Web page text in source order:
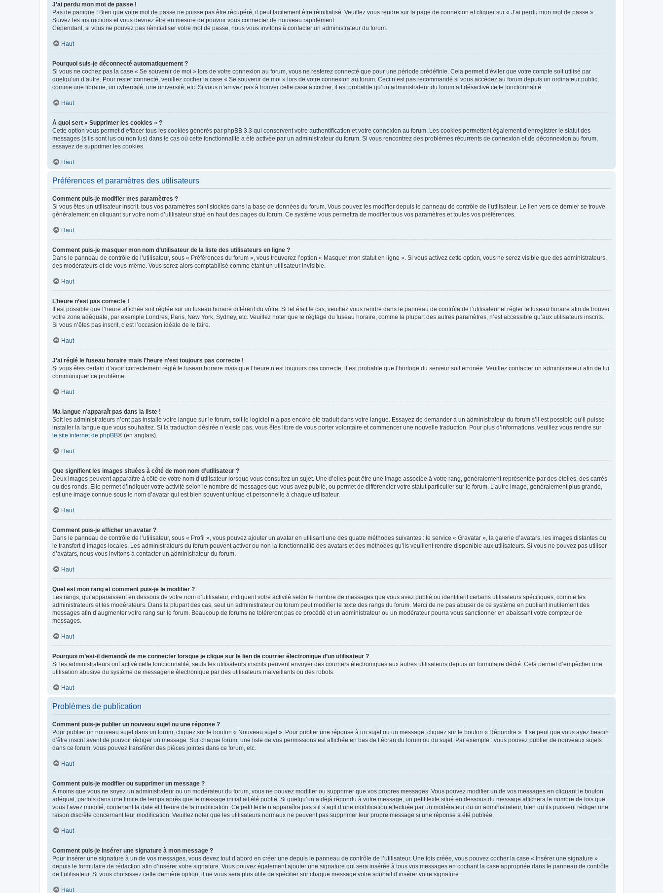
J’ai perdu mon mot de passe !
Pas de panique ! Bien que votre mot de passe ne puisse pas être récupéré, il peut facilement être réinitialisé. Veuillez vous rendre sur la page de connexion et cliquer sur « J’ai perdu mon mot de passe ».
Suivez les instructions et vous devriez être en mesure de pouvoir vous connecter de nouveau rapidement.
Cependant, si vous ne pouvez pas réinitialiser votre mot de passe, nous vous invitons à contacter un administrateur du forum.
Haut
Pourquoi suis-je déconnecté automatiquement ?
Si vous ne cochez pas la case « Se souvenir de moi » lors de votre connexion au forum, vous ne resterez connecté que pour une période prédéfinie. Cela permet d’éviter que votre compte soit utilisé par
quelqu’un d’autre. Pour rester connecté, veuillez cocher la case « Se souvenir de moi » lors de votre connexion au forum. Ceci n’est pas recommandé si vous accédez au forum depuis un ordinateur public,
comme une librairie, un cybercafé, une université, etc. Si vous n’arrivez pas à trouver cette case à cocher, il est probable qu’un administrateur du forum ait désactivé cette fonctionnalité.
Haut
À quoi sert « Supprimer les cookies » ?
Cette option vous permet d’effacer tous les cookies générés par phpBB 3.3 qui conservent votre authentification et votre connexion au forum. Les cookies permettent également d’enregistrer le statut des
messages (s’ils sont lus ou non lus) dans le cas où cette fonctionnalité a été activée par un administrateur du forum. Si vous rencontrez des problèmes récurrents de connexion et de déconnexion au forum,
essayez de supprimer les cookies.
Haut
Préférences et paramètres des utilisateurs
Comment puis-je modifier mes paramètres ?
Si vous êtes un utilisateur inscrit, tous vos paramètres sont stockés dans la base de données du forum. Vous pouvez les modifier depuis le panneau de contrôle de l’utilisateur. Le lien vers ce dernier se trouve
généralement en cliquant sur votre nom d’utilisateur situé en haut des pages du forum. Ce système vous permettra de modifier tous vos paramètres et toutes vos préférences.
Haut
Comment puis-je masquer mon nom d’utilisateur de la liste des utilisateurs en ligne ?
Dans le panneau de contrôle de l’utilisateur, sous « Préférences du forum », vous trouverez l’option « Masquer mon statut en ligne ». Si vous activez cette option, vous ne serez visible que des administrateurs,
des modérateurs et de vous-même. Vous serez alors comptabilisé comme étant un utilisateur invisible.
Haut
L’heure n’est pas correcte !
Il est possible que l’heure affichée soit réglée sur un fuseau horaire différent du vôtre. Si tel était le cas, veuillez vous rendre dans le panneau de contrôle de l’utilisateur et régler le fuseau horaire afin de trouver
votre zone adéquate, par exemple Londres, Paris, New York, Sydney, etc. Veuillez noter que le réglage du fuseau horaire, comme la plupart des autres paramètres, n’est accessible qu’aux utilisateurs inscrits.
Si vous n’êtes pas inscrit, c’est l’occasion idéale de le faire.
Haut
J’ai réglé le fuseau horaire mais l’heure n’est toujours pas correcte !
Si vous êtes certain d’avoir correctement réglé le fuseau horaire mais que l’heure n’est toujours pas correcte, il est probable que l’horloge du serveur soit erronée. Veuillez contacter un administrateur afin de lui
communiquer ce problème.
Haut
Ma langue n’apparaît pas dans la liste !
Soit les administrateurs n’ont pas installé votre langue sur le forum, soit le logiciel n’a pas encore été traduit dans votre langue. Essayez de demander à un administrateur du forum s’il est possible qu’il puisse
installer la langue que vous souhaitez. Si la traduction désirée n’existe pas, vous êtes libre de vous porter volontaire et commencer une nouvelle traduction. Pour plus d’informations, veuillez vous rendre sur
le site internet de phpBB® (en anglais).
Haut
Que signifient les images situées à côté de mon nom d’utilisateur ?
Deux images peuvent apparaître à côté de votre nom d’utilisateur lorsque vous consultez un sujet. Une d’elles peut être une image associée à votre rang, généralement représentée par des étoiles, des carrés
ou des ronds. Elle permet d’indiquer votre activité selon le nombre de messages que vous avez publié, ou permet de différencier votre statut particulier sur le forum. L’autre image, généralement plus grande,
est une image connue sous le nom d’avatar qui est bien souvent unique et personnelle à chaque utilisateur.
Haut
Comment puis-je afficher un avatar ?
Dans le panneau de contrôle de l’utilisateur, sous « Profil », vous pouvez ajouter un avatar en utilisant une des quatre méthodes suivantes : le service « Gravatar », la galerie d’avatars, les images distantes ou
le transfert d’images locales. Les administrateurs du forum peuvent activer ou non la fonctionnalité des avatars et des méthodes qu’ils veuillent rendre disponible aux utilisateurs. Si vous ne pouvez pas utiliser
d’avatars, nous vous invitons à contacter un administrateur du forum.
Haut
Quel est mon rang et comment puis-je le modifier ?
Les rangs, qui apparaissent en dessous de votre nom d’utilisateur, indiquent votre activité selon le nombre de messages que vous avez publié ou identifient certains utilisateurs spécifiques, comme les
administrateurs et les modérateurs. Dans la plupart des cas, seul un administrateur du forum peut modifier le texte des rangs du forum. Merci de ne pas abuser de ce système en publiant inutilement des
messages afin d’augmenter votre rang sur le forum. Beaucoup de forums ne toléreront pas ce procédé et un administrateur ou un modérateur pourra vous sanctionner en abaissant votre compteur de
messages.
Haut
Pourquoi m’est-il demandé de me connecter lorsque je clique sur le lien de courrier électronique d’un utilisateur ?
Si les administrateurs ont activé cette fonctionnalité, seuls les utilisateurs inscrits peuvent envoyer des courriers électroniques aux autres utilisateurs depuis un formulaire dédié. Cela permet d’empêcher une
utilisation abusive du système de messagerie électronique par des utilisateurs malveillants ou des robots.
Haut
Problèmes de publication
Comment puis-je publier un nouveau sujet ou une réponse ?
Pour publier un nouveau sujet dans un forum, cliquez sur le bouton « Nouveau sujet ». Pour publier une réponse à un sujet ou un message, cliquez sur le bouton « Répondre ». Il se peut que vous ayez besoin
d’être inscrit avant de pouvoir rédiger un message. Sur chaque forum, une liste de vos permissions est affichée en bas de l’écran du forum ou du sujet. Par exemple : vous pouvez publier de nouveaux sujets
dans ce forum, vous pouvez transférer des pièces jointes dans ce forum, etc.
Haut
Comment puis-je modifier ou supprimer un message ?
À moins que vous ne soyez un administrateur ou un modérateur du forum, vous ne pouvez modifier ou supprimer que vos propres messages. Vous pouvez modifier un de vos messages en cliquant le bouton
adéquat, parfois dans une limite de temps après que le message initial ait été publié. Si quelqu’un a déjà répondu à votre message, un petit texte situé en dessous du message affichera le nombre de fois que
vous l’avez modifié, contenant la date et l’heure de la modification. Ce petit texte n’apparaîtra pas s’il s’agit d’une modification effectuée par un modérateur ou un administrateur, bien qu’ils puissent rédiger une
raison discrète concernant leur modification. Veuillez noter que les utilisateurs normaux ne peuvent pas supprimer leur propre message si une réponse a été publiée.
Haut
Comment puis-je insérer une signature à mon message ?
Pour insérer une signature à un de vos messages, vous devez tout d’abord en créer une depuis le panneau de contrôle de l’utilisateur. Une fois créée, vous pouvez cocher la case « Insérer une signature »
depuis le formulaire de rédaction afin d’insérer votre signature. Vous pouvez également ajouter une signature qui sera insérée à tous vos messages en cochant la case appropriée dans le panneau de contrôle
de l’utilisateur. Si vous choisissez cette dernière option, il ne vous sera plus utile de spécifier sur chaque message votre souhait d’insérer votre signature.
Haut